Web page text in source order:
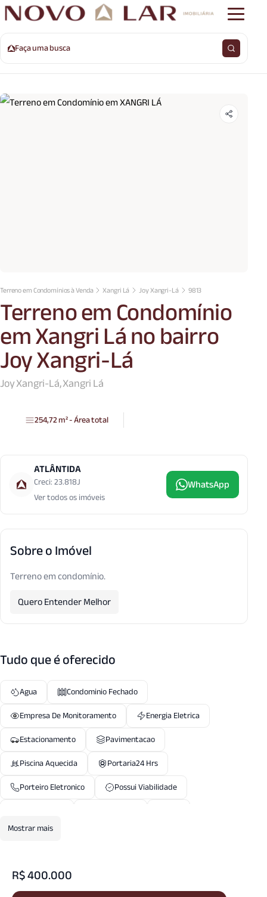
Faça uma busca
Terreno em Condomínios à Venda Xangri Lá Joy Xangri-Lá 9813
Terreno em Condomínio
em Xangri Lá no bairro
Joy Xangri-Lá
Joy Xangri-Lá, Xangri Lá
254,72 m² - Área total
ATLÂNTIDA
Creci: 23.818J
Ver todos os imóveis
WhatsApp
Sobre o Imóvel
Terreno em condomínio.
Quero Entender Melhor
Tudo que é oferecido
Agua
Condominio Fechado
Empresa De Monitoramento
Energia Eletrica
Estacionamento
Pavimentacao
Piscina Aquecida
Portaria24 Hrs
Porteiro Eletronico
Possui Viabilidade
Vigilancia24 Horas
Mostrar mais
R$ 400.000